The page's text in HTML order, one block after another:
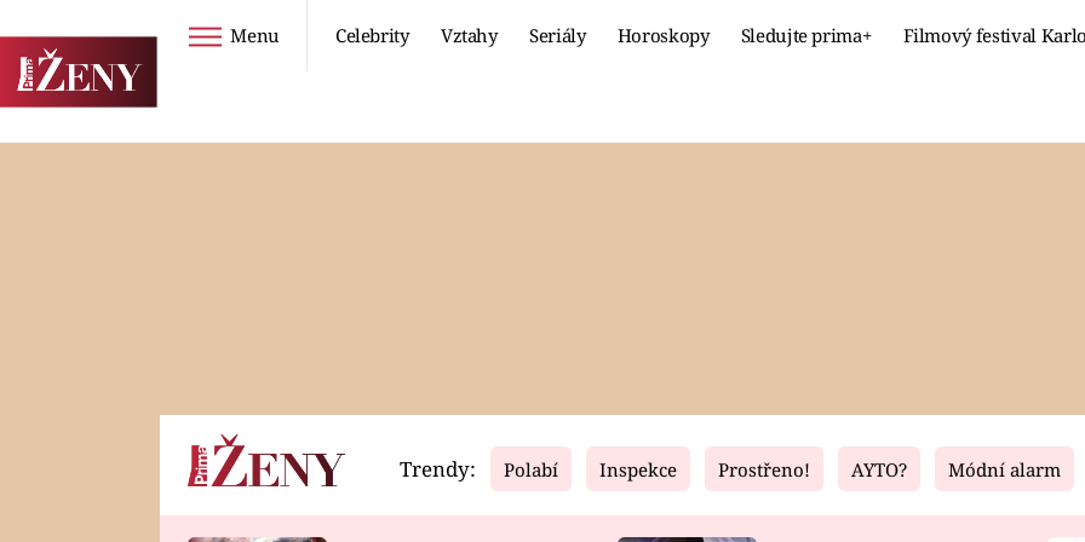
Menu Celebrity Vztahy Seriály Horoskopy Sledujte prima+ Filmový festival
Horoskopy Video Fresh Living
Trendy: Polabí Inspekce Prostřeno! AYTO? Módní alarm